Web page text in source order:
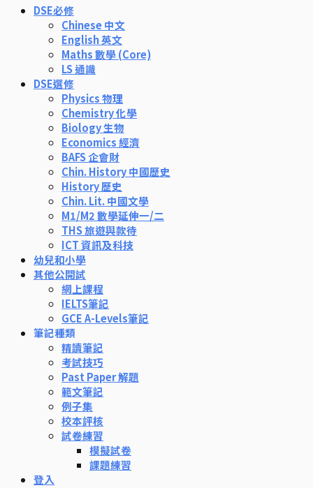
DSE必修
Chinese 中文
English 英文
Maths 數學 (Core)
LS 通識
DSE選修
Physics 物理
Chemistry 化學
Biology 生物
Economics 經濟
BAFS 企會財
Chin. History 中國歷史
History 歷史
Chin. Lit. 中國文學
M1/M2 數學延伸一/二
THS 旅遊與款待
ICT 資訊及科技
幼兒和小學
其他公開試
網上課程
IELTS筆記
GCE A-Levels筆記
筆記種類
精讀筆記
考試技巧
Past Paper 解題
範文筆記
例子集
校本評核
試卷練習
模擬試卷
課題練習
登入